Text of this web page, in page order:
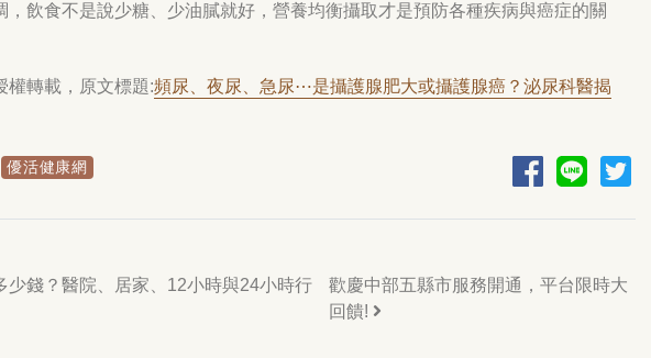
，飲食不是說少糖、少油膩就好，營養均衡攝取才是預防各種疾病與癌症的關
權轉載，原文標題:頻尿、夜尿、急尿⋯是攝護腺肥大或攝護腺癌？泌尿科醫揭
優活健康網
少錢？醫院、居家、12小時與24小時行
歡慶中部五縣市服務開通，平台限時大
回饋!